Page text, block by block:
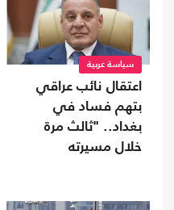
سياسة عربية
اعتقال نائب عراقي
بتهم فساد في
بغداد.. "ثالث مرة
خلال مسيرته